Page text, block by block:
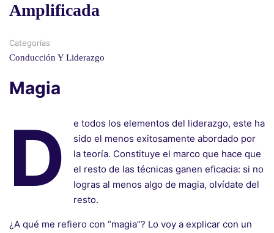
Amplificada
Categorías
Conducción Y Liderazgo
Magia
D
e todos los elementos del liderazgo, este ha
sido el menos exitosamente abordado por
la teoría. Constituye el marco que hace que
el resto de las técnicas ganen eficacia: si no
logras al menos algo de magia, olvídate del
resto.
¿A qué me refiero con “magia”? Lo voy a explicar con un